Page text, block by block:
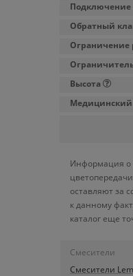
Обратный
Ограничение
Высота
Медицинский
Информация о
оставляют за
к данному
каталог еще
Смесители
Смесители